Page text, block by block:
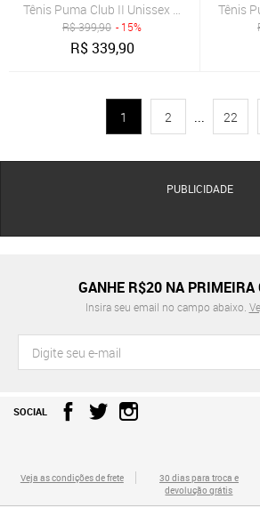
Tênis Puma Club II Unissex - Marrom -
R$399,90 - 15%
R$339,90
Tênis
1 2 ... 22
PUBLICIDADE
GANHE R$20 NA PRIMEIRA
Insira seu email no campo abaixo.
SOCIAL
Veja as condições de frete
30 dias para troca e
devolução grátis